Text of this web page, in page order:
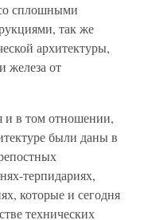
сплошными
так же
архитектуры,
железа от
и в том отношении,
были даны в
терпидариях,
которые и сегодня
технических